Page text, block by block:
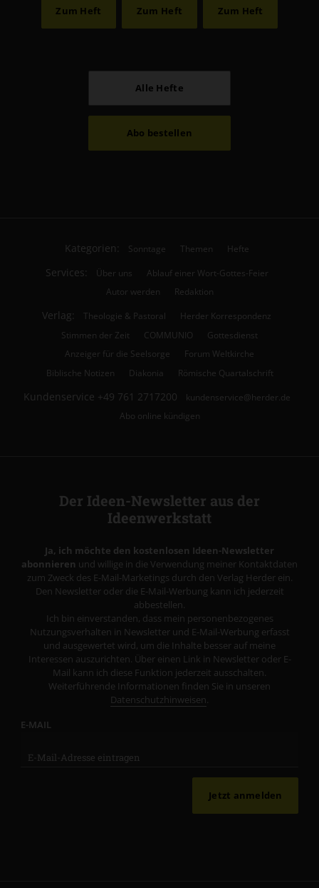
Zum Heft Zum Heft Zum Heft
Alle Hefte
Abo bestellen
Kategorien: Sonntage Themen Hefte
Services: Über uns
Ablauf einer Wort-Gottes-Feier
Autor werden
Redaktion
Verlag: Theologie & Pastoral
Herder Korrespondenz
Stimmen der Zeit
COMMUNIO
Gottesdienst
Anzeiger für die Seelsorge
Forum Weltkirche
Biblische Notizen
Diakonia Römische Quartalschrift
Kundenservice +49 761 2717200
kundenservice@herder.de
Abo online kündigen
Der Ideen-Newsletter aus der
Ideenwerkstatt
Ja, ich möchte den kostenlosen Ideen-Newsletter
abonnieren und willige in die Verwendung meiner Kontaktdaten
zum Zweck des E-Mail-Marketings durch den Verlag Herder ein.
Den Newsletter oder die E-Mail-Werbung kann ich jederzeit
abbestellen.
Ich bin einverstanden, dass mein personenbezogenes
Nutzungsverhalten in Newsletter und E-Mail-Werbung erfasst
und ausgewertet wird, um die Inhalte besser auf meine
Interessen auszurichten. Über einen Link in Newsletter oder E-
Mail kann ich diese Funktion jederzeit ausschalten.
Weiterführende Informationen finden Sie in unseren
Datenschutzhinweisen.
E-MAIL
Jetzt anmelden